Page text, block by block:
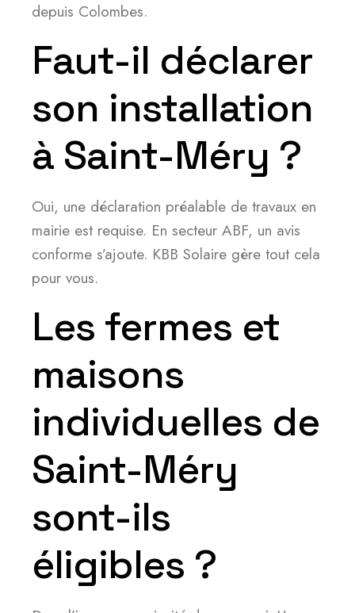
depuis Colombes.
Faut-il déclarer
son installation
à Saint-Méry ?
Oui, une déclaration préalable de travaux en
mairie est requise. En secteur ABF, un avis
conforme s’ajoute. KBB Solaire gère tout cela
pour vous.
Les fermes et
maisons
individuelles de
Saint-Méry
sont-ils
éligibles ?